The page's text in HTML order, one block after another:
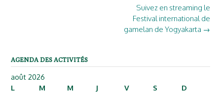
Suivez en streaming le
Festival international de
gamelan de Yogyakarta →
AGENDA DES ACTIVITÉS
août 2026
L
M M J V S
D